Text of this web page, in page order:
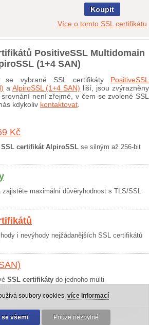
Koupit
Více o tomto SSL certifikátu
PositiveSSL Multidomain
(1+4 SAN)
se vybrané SSL certifikáty PositiveSSL
a AlpiroSSL (1+4 SAN) liší, jsou zvýrazněny
není zřejmé, v čem se zvolené SSL
kdykoliv kontaktovat
Kč
SSL certifikát AlpiroSSL se silným až 256-bit
zajistěte maximální důvěryhodnost s TLS/SSL
i nevýhody nejžádanějších SSL certifikátů
SSL certifikáty do jednoho multi-
|30 dní záruka
soubory cookies. více informací
se všemi Pouze nezbytné